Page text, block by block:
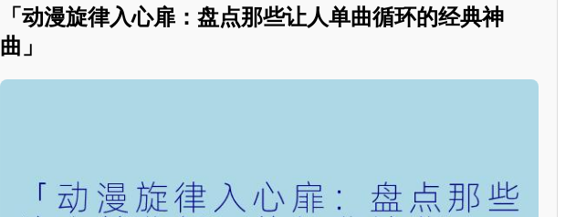
「动漫旋律入心扉：盘点那些让人单曲循环的经典神
曲」